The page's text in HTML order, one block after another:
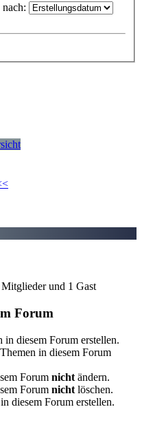
nach:
und 1 Gast
Forum
in diesem Forum erstellen.
in diesem Forum
Forum nicht ändern.
Forum nicht löschen.
diesem Forum erstellen.